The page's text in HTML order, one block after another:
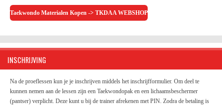
Taekwondo Materialen Kopen -> TKDAA WEBSHOP
INSCHRIJVING
Na de proeflessen kun je je inschrijven middels het inschrijfformulier. Om deel te
kunnen nemen aan de lessen zijn een Taekwondopak en een lichaamsbeschermer
(pantser) verplicht. Deze kunt u bij de trainer afrekenen met PIN. Zodra de betaling is